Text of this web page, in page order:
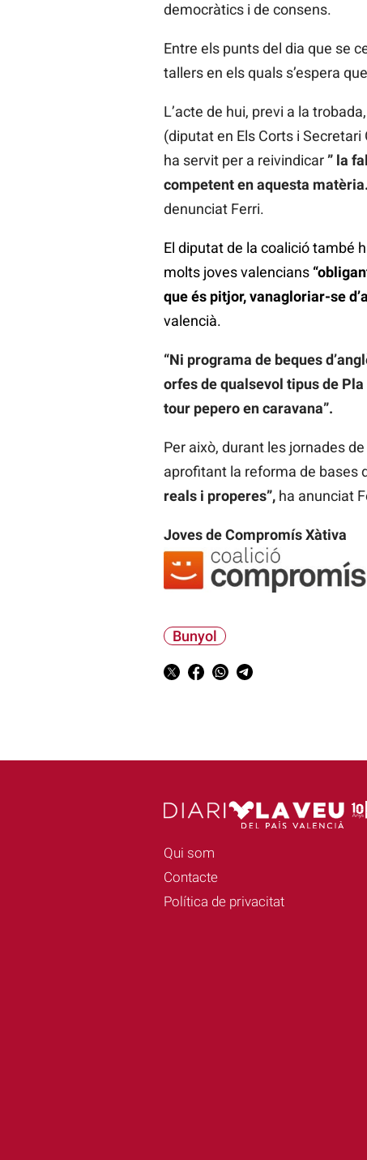
democràtics i de consens.
Entre els punts del dia que se
tallers en els quals s’espera
L’acte de hui, previ a la
(diputat en Els Corts i
ha servit per a reivindicar” la
competent en aquesta matèria.
denunciat Ferri.
El diputat de la coalició també
molts joves valencians
que és pitjor, vanagloriar-se
valencià.
“Ni programa de beques
orfes de qualsevol tipus de Pla
tour pepero en caravana”.
Per això, durant les jornades
aprofitant la reforma de bases
reals i properes”,ha anunciat
Joves de Compromís Xàtiva
Bunyol
Qui som
Contacte
Política de privacitat